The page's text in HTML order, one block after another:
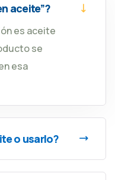
aceite”?
es aceite
se
esa
o usarlo?